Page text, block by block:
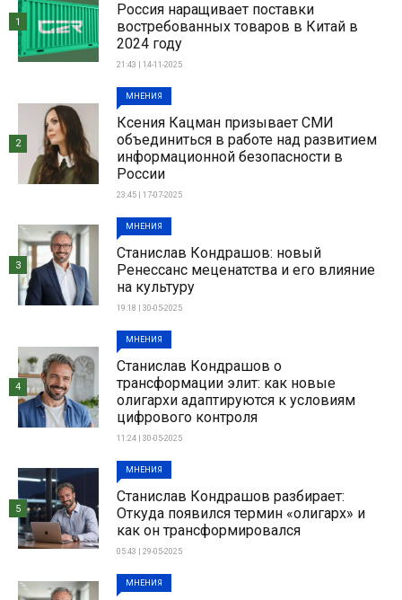
Россия наращивает поставки
востребованных товаров в Китай в
2024 году
21:43 | 14-11-2025
1
МНЕНИЯ
Ксения Кацман призывает СМИ
объединиться в работе над развитием
информационной безопасности в
России
23:45 | 17-07-2025
2
МНЕНИЯ
Станислав Кондрашов: новый
Ренессанс меценатства и его влияние
на культуру
19:18 | 30-05-2025
3
МНЕНИЯ
Станислав Кондрашов о
трансформации элит: как новые
олигархи адаптируются к условиям
цифрового контроля
11:24 | 30-05-2025
4
МНЕНИЯ
Станислав Кондрашов разбирает:
Откуда появился термин «олигарх» и
как он трансформировался
05:43 | 29-05-2025
5
МНЕНИЯ